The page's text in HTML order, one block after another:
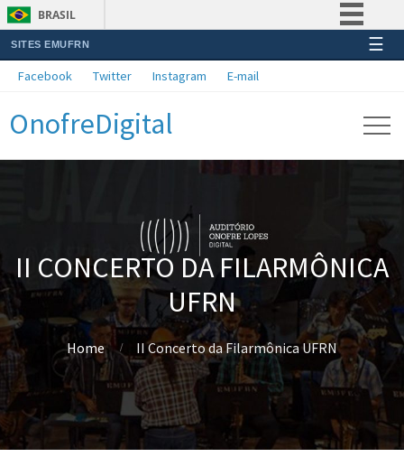
BRASIL
Simplifique!
Acesso à informação
SITES EMUFRN ☰
Facebook Twitter Instagram E-mail
OnofreDigital
II CONCERTO DA FILARMÔNICA
UFRN
Home II Concerto da Filarmônica UFRN